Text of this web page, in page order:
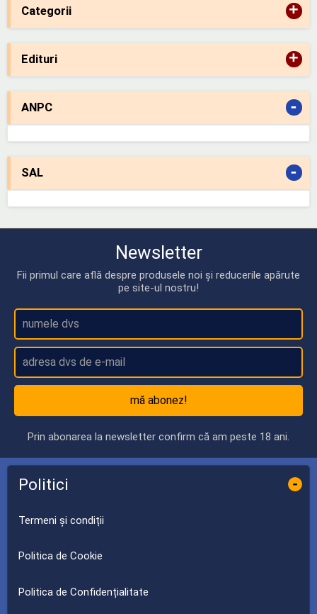
Categorii +
Edituri +
ANPC -
SAL -
Newsletter
Fii primul care află despre produsele noi și reducerile apărute
pe site-ul nostru!
mă abonez!
Prin abonarea la newsletter confirm că am peste 18 ani.
Politici -
Termeni și condiții
Politica de Cookie
Politica de Confidențialitate